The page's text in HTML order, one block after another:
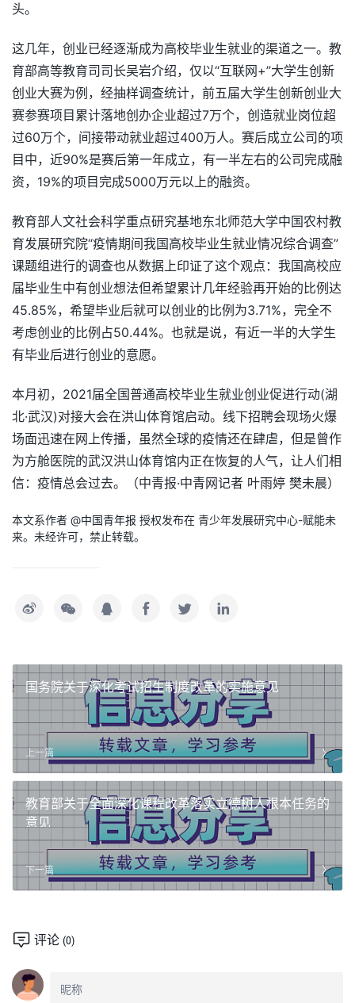
头。
这几年，创业已经逐渐成为高校毕业生就业的渠道之一。教
育部高等教育司司长吴岩介绍，仅以“互联网+”大学生创新
创业大赛为例，经抽样调查统计，前五届大学生创新创业大
赛参赛项目累计落地创办企业超过7万个，创造就业岗位超
过60万个，间接带动就业超过400万人。赛后成立公司的项
目中，近90%是赛后第一年成立，有一半左右的公司完成融
资，19%的项目完成5000万元以上的融资。
教育部人文社会科学重点研究基地东北师范大学中国农村教
育发展研究院“疫情期间我国高校毕业生就业情况综合调查”
课题组进行的调查也从数据上印证了这个观点：我国高校应
届毕业生中有创业想法但希望累计几年经验再开始的比例达
45.85%，希望毕业后就可以创业的比例为3.71%，完全不
考虑创业的比例占50.44%。也就是说，有近一半的大学生
有毕业后进行创业的意愿。
本月初，2021届全国普通高校毕业生就业创业促进行动(湖
北·武汉)对接大会在洪山体育馆启动。线下招聘会现场火爆
场面迅速在网上传播，虽然全球的疫情还在肆虐，但是曾作
为方舱医院的武汉洪山体育馆内正在恢复的人气，让人们相
信：疫情总会过去。（中青报·中青网记者 叶雨婷 樊未晨）
本文系作者 @中国青年报 授权发布在 青少年发展研究中心-赋能未
来。未经许可，禁止转载。
国务院关于深化考试招生制度改革的实施意见
上一篇
教育部关于全面深化课程改革落实立德树人根本任务的
意见
下一篇
评论 (0)